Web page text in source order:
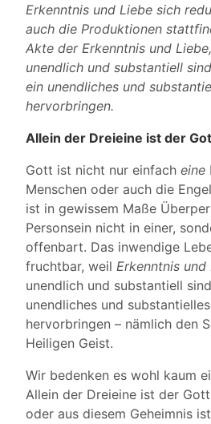
Erkenntnis und Liebe sich
auch die Produktionen
Akte der Erkenntnis und
unendlich und substantiell
ein unendliches und
hervorbringen.
Allein der Dreieine ist der
Gott ist nicht nur einfach eine
Menschen oder auch die
ist in gewissem Maße
Personsein nicht in einer,
offenbart. Das inwendige
fruchtbar, weil Erkenntnis und
unendlich und substantiell
unendliches und
hervorbringen – nämlich den
Heiligen Geist.
Wir bedenken es wohl kaum
Allein der Dreieine ist der
oder aus diesem Geheimnis